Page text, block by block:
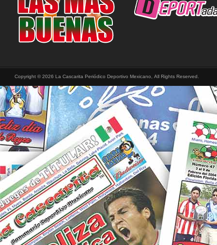
Copyright © 2026 La Cascarita Periódico Deportivo Mexicano, All Rights Reserved.